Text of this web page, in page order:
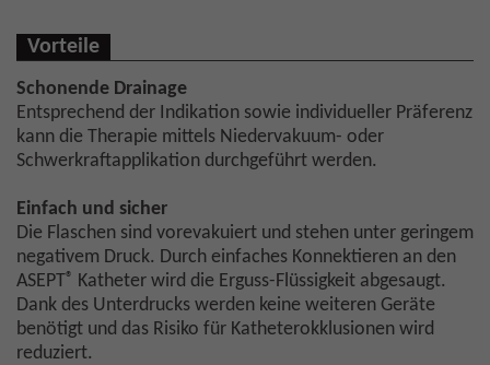
Vorteile
Schonende Drainage
Entsprechend der Indikation sowie individueller Präferenz
kann die Therapie mittels Niedervakuum- oder
Schwerkraftapplikation durchgeführt werden.
Einfach und sicher
Die Flaschen sind vorevakuiert und stehen unter geringem
negativem Druck. Durch einfaches Konnektieren an den
ASEPT® Katheter wird die Erguss-Flüssigkeit abgesaugt.
Dank des Unterdrucks werden keine weiteren Geräte
benötigt und das Risiko für Katheterokklusionen wird
reduziert.